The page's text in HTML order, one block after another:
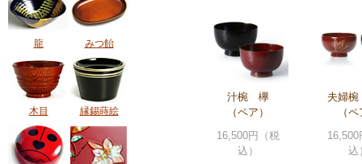
龍 みつ飴
木目 縁錫蒔絵
汁椀 欅
（ペア）
16,500円（税
込）
夫婦
（
16,500
込